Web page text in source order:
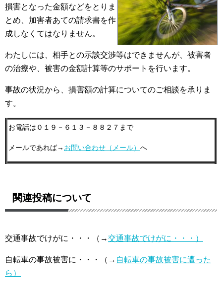
損害となった金額などをとりま
とめ、加害者あての請求書を作
成しなくてはなりません。
わたしには、相手との示談交渉等はできませんが、被害者
の治療や、被害の金額計算等のサポートを行います。
事故の状況から、損害額の計算についてのご相談を承りま
す。
お電話は０１９－６１３－８８２７まで
メールであれば→ お問い合わせ（メール） へ
関連投稿について
交通事故でけがに・・・（→交通事故でけがに・・・）
自転車の事故被害に・・・（→ 自転車の事故被害に遭った
ら）